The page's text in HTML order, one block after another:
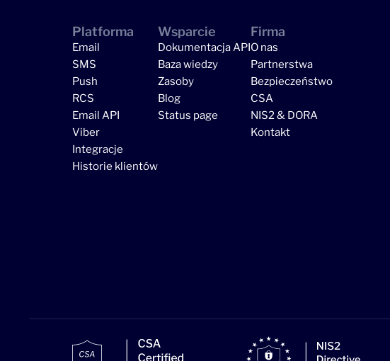
Platforma
Email
SMS
Push
RCS
Email API
Viber
Integracje
Historie klientów
Wsparcie
Dokumentacja API
Baza wiedzy
Zasoby
Blog
Status page
Firma
O nas
Partnerstwa
Bezpieczeństwo
CSA
NIS2 & DORA
Kontakt